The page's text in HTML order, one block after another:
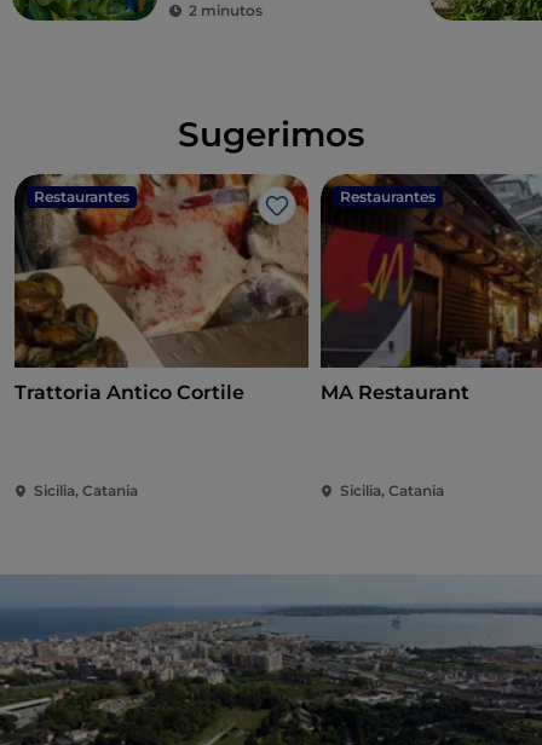
2 minutos
Sugerimos
Restaurantes
Me gusta
Trattoria Antico Cortile
Sicilia, Catania
Restaurantes
MA Restaurant
Sicilia, Catania